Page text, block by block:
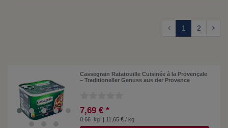
1 2
Cassegrain Ratatouille Cuisinée à la Provençale
– Traditioneller Genuss aus der Provence
7,69 € *
0.66 kg | 11,65 € / kg